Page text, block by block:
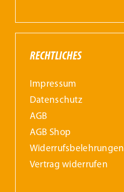
RECHTLICHES
Impressum
Datenschutz
AGB
AGB Shop
Widerrufs­belehrungen
Vertrag widerrufen